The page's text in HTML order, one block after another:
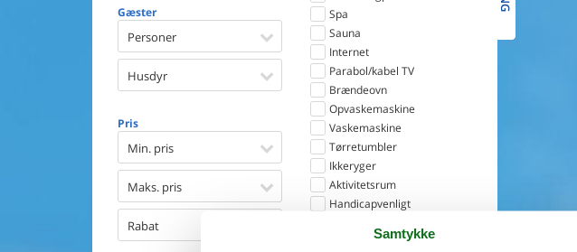
Gæster
Personer
Husdyr
Pris
Min. pris
Maks. pris
Rabat
Spa
Sauna
Internet
Parabol/kabel TV
Brændeovn
Opvaskemaskine
Vaskemaskine
Tørretumbler
Ikkeryger
Aktivitetsrum
Handicapvenligt
Indhegnet område
Samtykke